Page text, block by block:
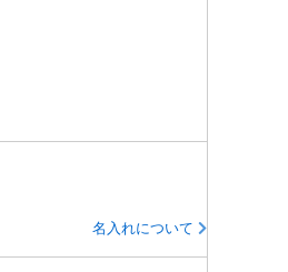
名入れについて